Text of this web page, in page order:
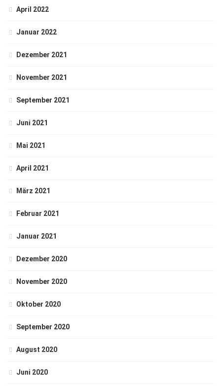
April 2022
Januar 2022
Dezember 2021
November 2021
September 2021
Juni 2021
Mai 2021
April 2021
März 2021
Februar 2021
Januar 2021
Dezember 2020
November 2020
Oktober 2020
September 2020
August 2020
Juni 2020